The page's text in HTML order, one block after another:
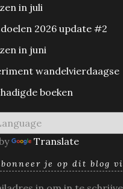
in juli
2026 update #2
in juni
wandelvierdaagse
boeken
Translate
je op dit blog